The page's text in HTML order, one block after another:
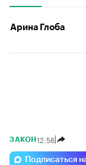
Арина Глоба
ЗАКОН 12:56
Подписаться